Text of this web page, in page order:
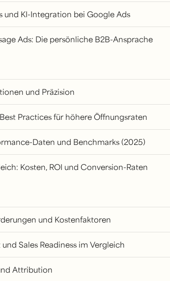
und KI-Integration bei Google Ads
Ads: Die persönliche B2B-Ansprache
und Präzision
Practices für höhere Öffnungsraten
Daten und Benchmarks (2025)
Kosten, ROI und Conversion-Raten
und Kostenfaktoren
Sales Readiness im Vergleich
Attribution